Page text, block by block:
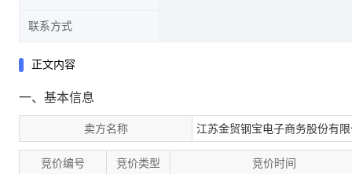
联系方式
正文内容
一、基本信息
卖方名称 江苏金贸钢宝电子商务股份有
竞价编号 竞价类型 竞价时间